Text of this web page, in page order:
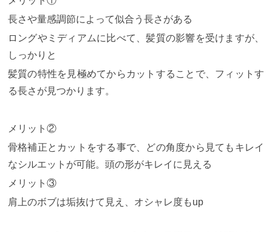
長さや量感調節によって似合う長さがある
ロングやミディアムに比べて、髪質の影響を受けますが、
しっかりと
髪質の特性を見極めてからカットすることで、フィットす
る長さが見つかります。
メリット②
骨格補正とカットをする事で、どの角度から見てもキレイ
なシルエットが可能。頭の形がキレイに見える
メリット③
肩上のボブは垢抜けて見え、オシャレ度もup